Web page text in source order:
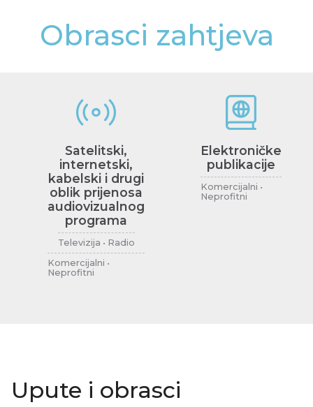
Obrasci zahtjeva
Satelitski,
internetski,
kabelski i drugi
oblik prijenosa
audiovizualnog
programa
Televizija • Radio
Komercijalni •
Neprofitni
Elektroničke
publikacije
Komercijalni •
Neprofitni
Upute i obrasci